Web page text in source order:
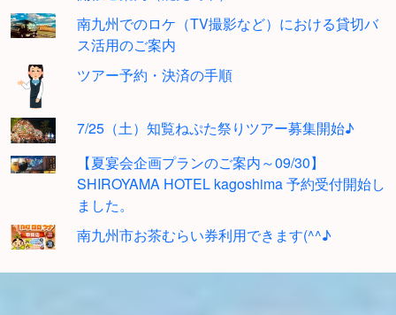
南九州でのロケ（TV撮影など）における貸切バ
ス活用のご案内
ツアー予約・決済の手順
7/25（土）知覧ねぷた祭りツアー募集開始♪
【夏宴会企画プランのご案内～09/30】
SHIROYAMA HOTEL kagoshima 予約受付開始し
ました。
南九州市お茶むらい券利用できます(^^♪